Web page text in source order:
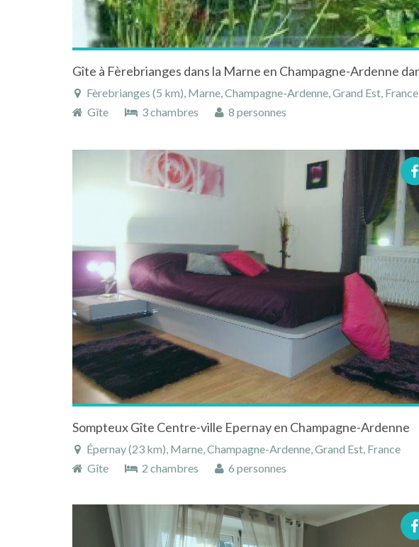
Fèrebrianges (5 km), Marne, Champagne-Ardenne, Grand Est, France
Gîte
3 chambres 8 personnes
Sompteux Gîte Centre-ville Epernay en Champagne-Ardenne
Épernay (23 km), Marne, Champagne-Ardenne, Grand Est, France
Gîte
2 chambres 6 personnes